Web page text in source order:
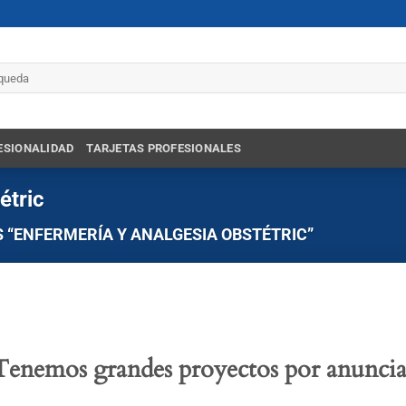
TARJETAS PROFESIONALES
Y ANALGESIA OBSTÉTRIC”
grandes proyectos por